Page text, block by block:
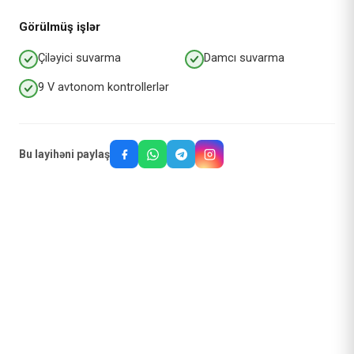
Görülmüş işlər
Çiləyici suvarma Damcı suvarma
9 V avtonom kontrollerlər
Bu layihəni paylaş